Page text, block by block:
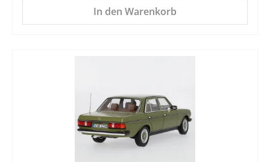
In den Warenkorb